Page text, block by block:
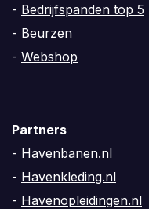
- Bedrijfspanden top 5
- Beurzen
- Webshop
Partners
- Havenbanen.nl
- Havenkleding.nl
- Havenopleidingen.nl